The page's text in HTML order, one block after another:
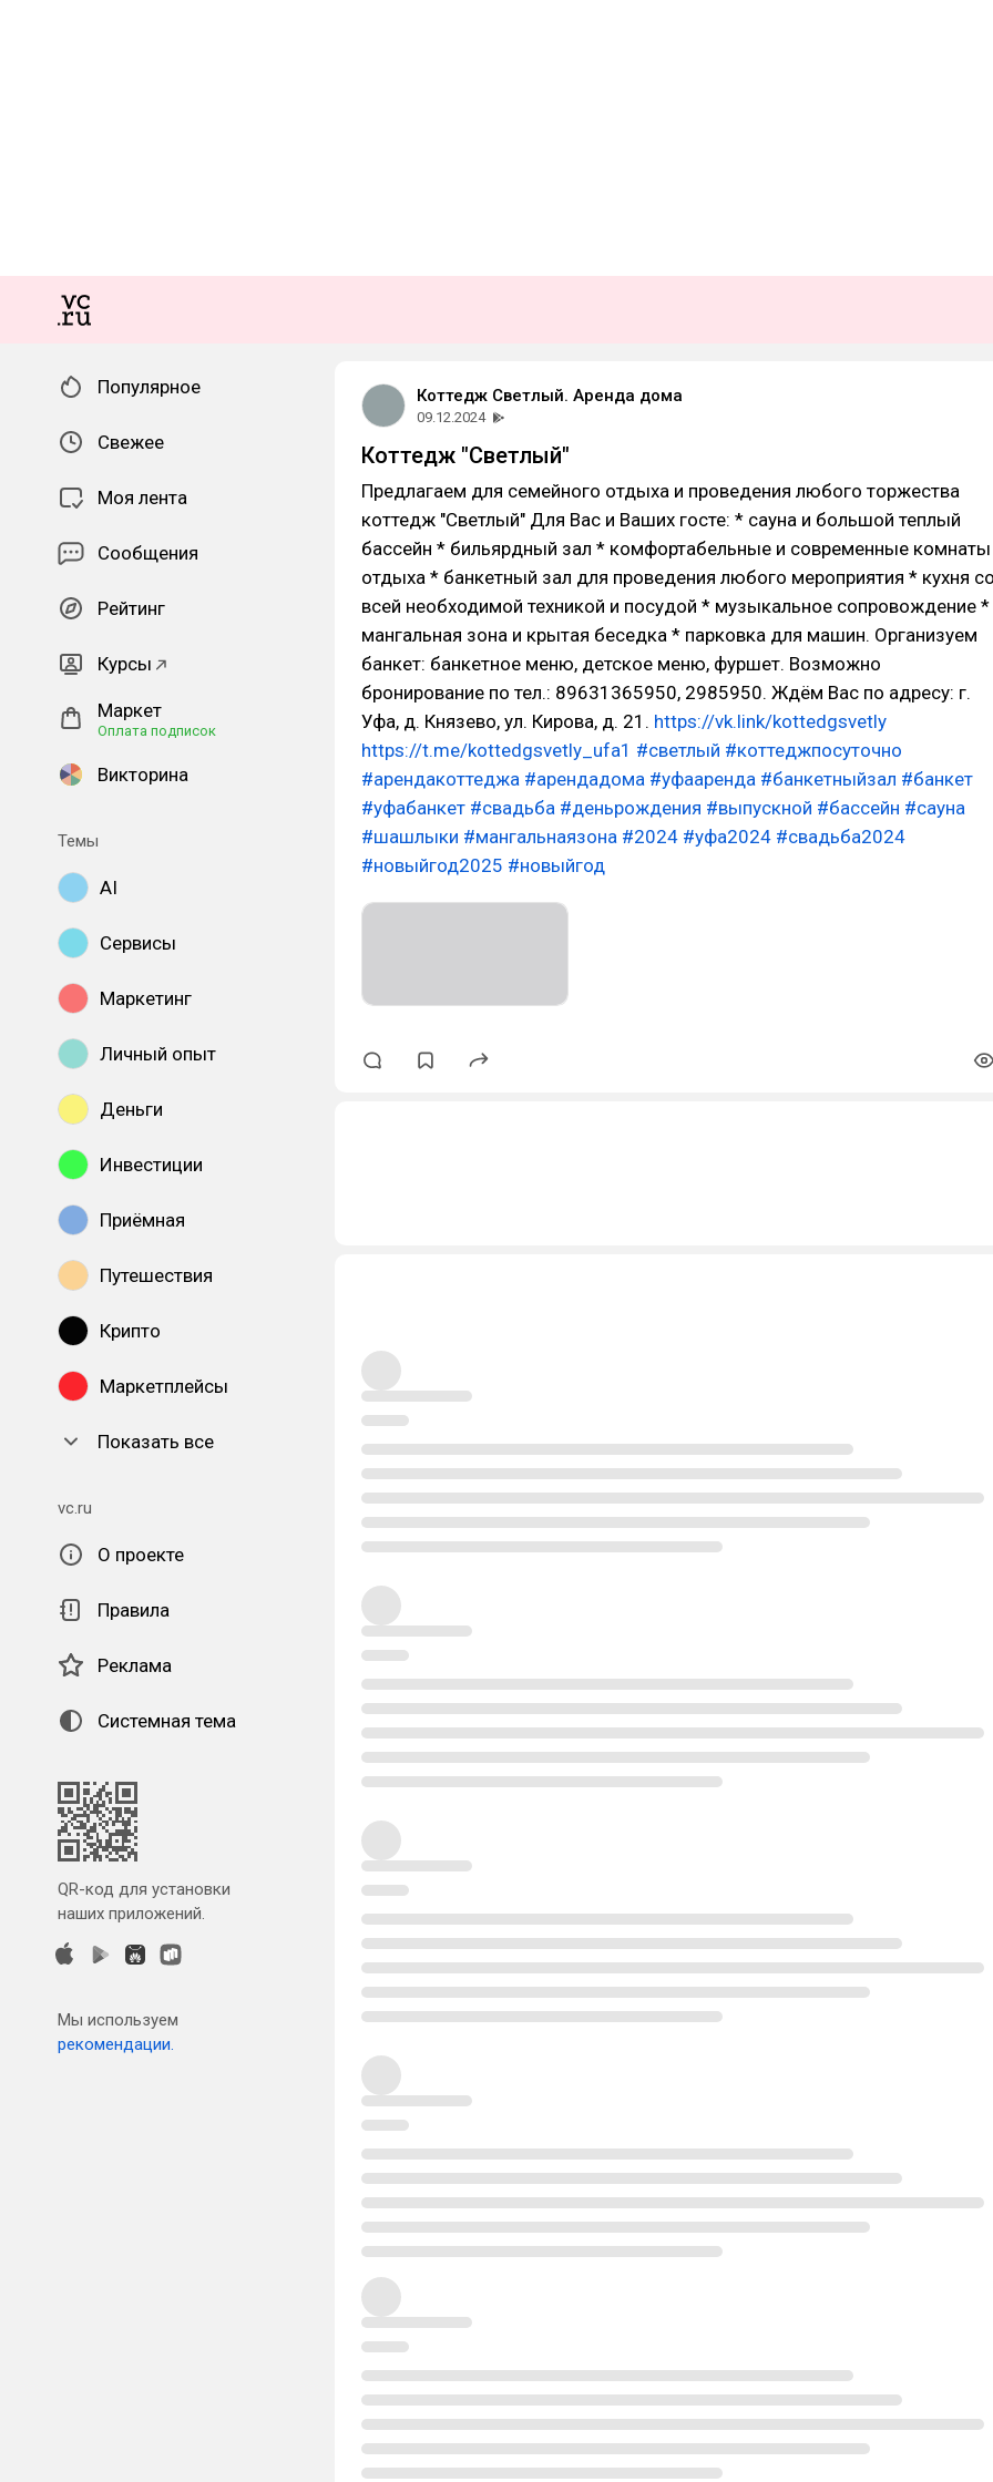
Популярное
Свежее
Моя лента
Сообщения
Рейтинг
Курсы
Маркет
Оплата подписок
Викторина
Темы
AI
Сервисы
Маркетинг
Личный опыт
Деньги
Инвестиции
Приёмная
Путешествия
Крипто
Маркетплейсы
Показать все
vc.ru
О проекте
Правила
Реклама
Системная тема
QR-код для установки
наших приложений.
Мы используем
рекомендации.
Коттедж Светлый. Аренда дома
09.12.2024
Коттедж "Светлый"
Предлагаем для семейного отдыха и проведения любого торжества
коттедж "Светлый" Для Вас и Ваших госте: * сауна и большой теплый
бассейн * бильярдный зал * комфортабельные и современные комнаты
отдыха * банкетный зал для проведения любого мероприятия * кухня
всей необходимой техникой и посудой * музыкальное сопровождение *
мангальная зона и крытая беседка * парковка для машин. Организуем
банкет: банкетное меню, детское меню, фуршет. Возможно
бронирование по тел.: 89631365950, 2985950. Ждём Вас по адресу: г.
Уфа, д. Князево, ул. Кирова, д. 21. https://vk.link/kottedgsvetly
https://t.me/kottedgsvetly_ufa1 #светлый #коттеджпосуточно
#арендакоттеджа #арендадома #уфааренда #банкетныйзал #банкет
#уфабанкет #свадьба #деньрождения #выпускной #бассейн #сауна
#шашлыки #мангальнаязона #2024 #уфа2024 #свадьба2024
#новыйгод2025 #новыйгод